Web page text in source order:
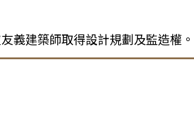
義建築師取得設計規劃及監造權。